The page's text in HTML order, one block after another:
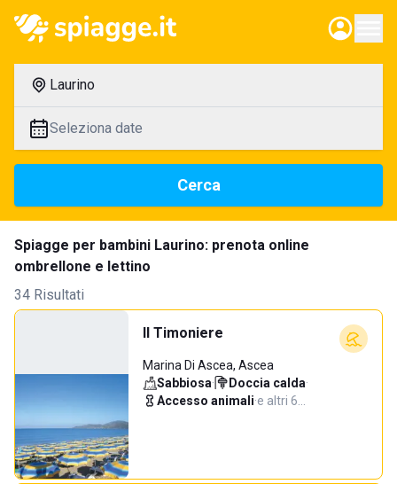
Laurino
Seleziona date
Cerca
Spiagge per bambini Laurino: prenota online
ombrellone e lettino
34 Risultati
Il Timoniere
Marina Di Ascea, Ascea
Sabbiosa· Doccia calda·
Accesso animali·e altri 6…